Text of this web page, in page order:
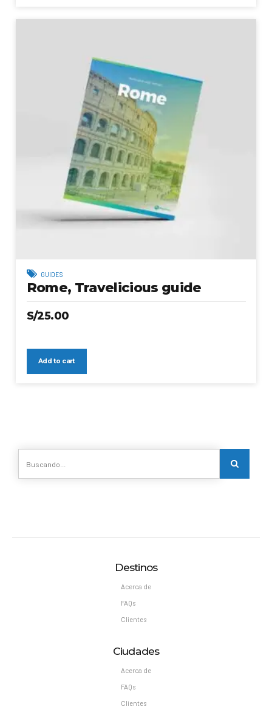
GUIDES
Rome, Travelicious guide
S/25.00
Add to cart
Destinos
Acerca de
FAQs
Clientes
Ciudades
Acerca de
FAQs
Clientes